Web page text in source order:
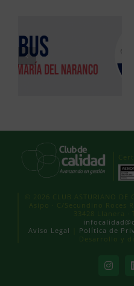
© 2026 CLUB ASTURIANO
Asipo · C/Secundino Roces
33428 Llanera ·
Aviso Legal
Política de
Desarrollo y